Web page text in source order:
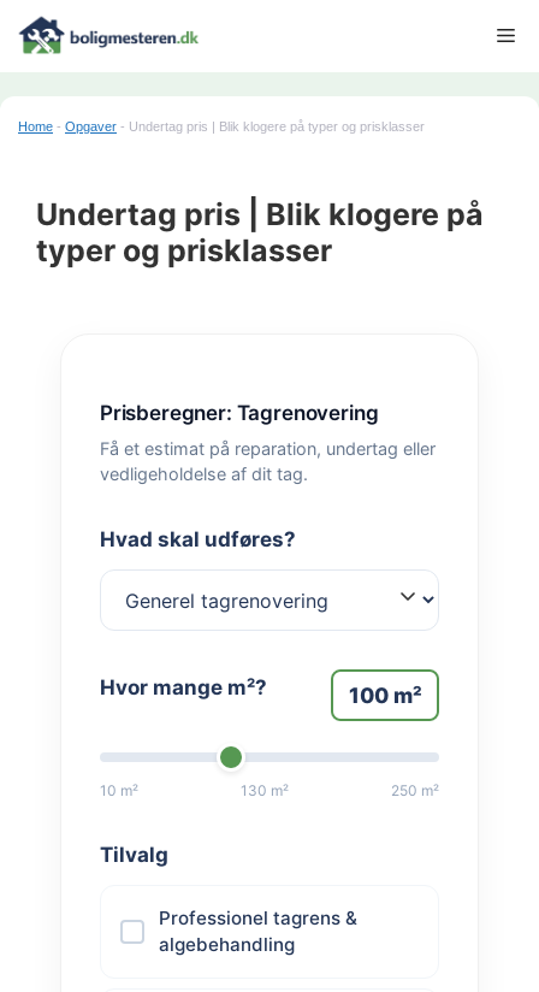
Home - Opgaver - Undertag pris | Blik klogere på typer og prisklasser
Undertag pris | Blik klogere på
typer og prisklasser
Prisberegner: Tagrenovering
Få et estimat på reparation, undertag eller
vedligeholdelse af dit tag.
Hvad skal udføres?
Hvor mange m²? 100 m²
10 m² 130 m² 250 m²
Tilvalg
Professionel tagrens &
algebehandling